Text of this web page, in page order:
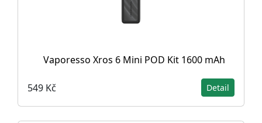
Vaporesso Xros 6 Mini POD Kit 1600 mAh
549 Kč Detail